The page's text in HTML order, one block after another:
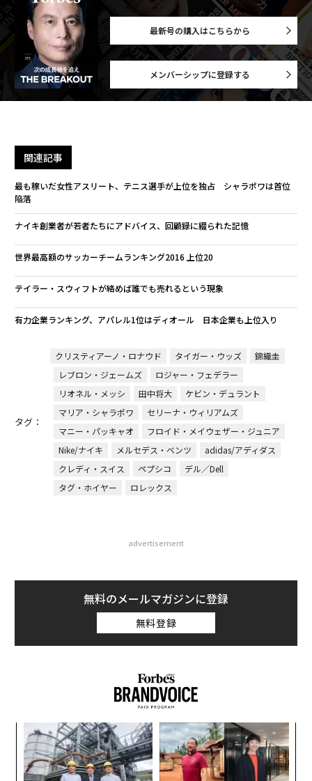
最新号の購入はこちらから
メンバーシップに登録する
関連記事
最も稼いだ女性アスリート、テニス選手が上位を独占 シャラポワは首位
陥落
ナイキ創業者が若者たちにアドバイス、回顧録に綴られた記憶
世界最高額のサッカーチームランキング2016 上位20
テイラー・スウィフトが絡めば誰でも売れるという現象
有力企業ランキング、アパレル1位はディオール 日本企業も上位入り
タグ：
クリスティアーノ・ロナウド タイガー・ウッズ
錦織圭
レブロン・ジェームズ
ロジャー・フェデラー
リオネル・メッシ
田中将大
ケビン・デュラント
マリア・シャラポワ
セリーナ・ウィリアムズ
マニー・パッキャオ
フロイド・メイウェザー・ジュニア
Nike/ナイキ
メルセデス・ベンツ
adidas/アディダス
クレディ・スイス
ペプシコ
デル／Dell
タグ・ホイヤー
ロレックス
advertisement
無料のメールマガジンに登録
無料登録